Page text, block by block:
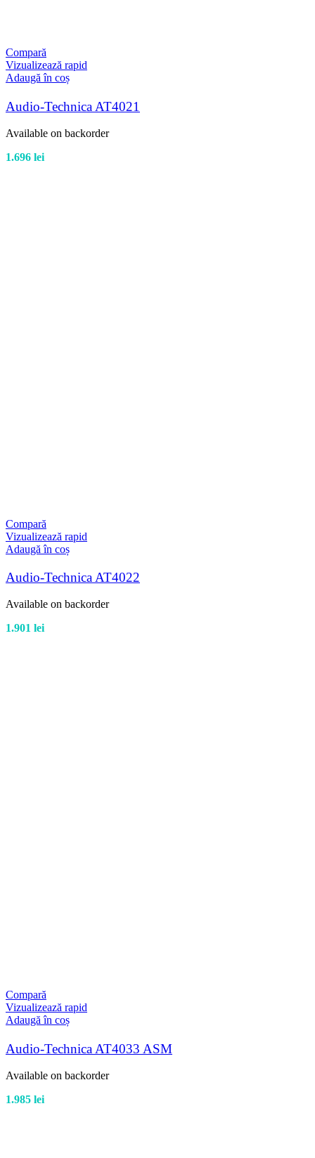
Compară
Vizualizează rapid
Adaugă în coș
Audio-Technica AT4021
Available on backorder
1.696 lei
Compară
Vizualizează rapid
Adaugă în coș
Audio-Technica AT4022
Available on backorder
1.901 lei
Compară
Vizualizează rapid
Adaugă în coș
Audio-Technica AT4033 ASM
Available on backorder
1.985 lei